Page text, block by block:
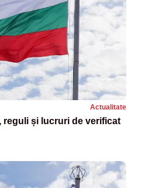
Actualitate
reguli și lucruri de verificat